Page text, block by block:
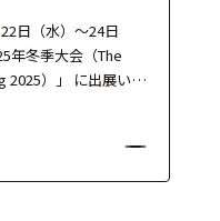
日（水）～24日
年冬季大会（The
）」 に出展いた